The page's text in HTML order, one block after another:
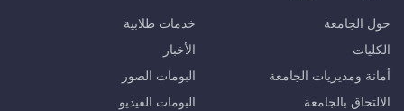
حول الجامعة
الكليات
أمانة ومديريات الجامعة
الالتحاق بالجامعة
خدمات طلابية
الأخبار
البومات الصور
البومات الفيديو